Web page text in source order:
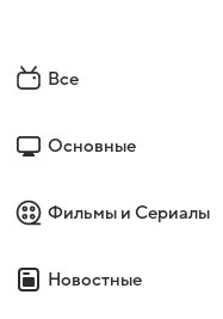
Все
Основные
Фильмы и Сериалы
Новостные